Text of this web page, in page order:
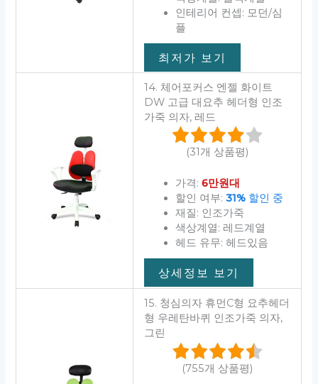
인테리어 컨셉: 모던/심
플
최저가 보기
14. 체어포커스 엔젤 화이트
DW 고급 대요추 헤더형 인조
가죽 의자, 레드
(31개 상품평)
가격: 6만원대
할인 여부: 31%할인 중
재질: 인조가죽
색상계열: 레드계열
헤드 유무: 헤드있음
상세정보 보기
15. 청심의자 휴먼C형 요추헤더
형 우레탄바퀴 인조가죽 의자,
그린
(755개 상품평)